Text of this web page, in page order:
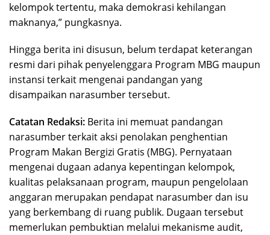
kelompok tertentu, maka demokrasi kehilangan
maknanya,” pungkasnya.
Hingga berita ini disusun, belum terdapat keterangan
resmi dari pihak penyelenggara Program MBG maupun
instansi terkait mengenai pandangan yang
disampaikan narasumber tersebut.
Catatan Redaksi: Berita ini memuat pandangan
narasumber terkait aksi penolakan penghentian
Program Makan Bergizi Gratis (MBG). Pernyataan
mengenai dugaan adanya kepentingan kelompok,
kualitas pelaksanaan program, maupun pengelolaan
anggaran merupakan pendapat narasumber dan isu
yang berkembang di ruang publik. Dugaan tersebut
memerlukan pembuktian melalui mekanisme audit,